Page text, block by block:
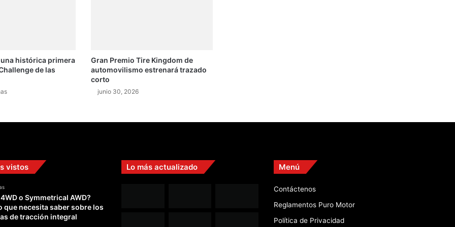
o
l
l
e
t
o
d
histórica primera
de las
Gran Premio Tire Kingdom de
automovilismo estrenará trazado
corto
junio 30, 2026
vistos
4WD o Symmetrical AWD?
que necesita saber sobre los
de tracción integral
Lo más actualizado Menú
Contáctenos
Reglamentos Puro Motor
Política de Privacidad